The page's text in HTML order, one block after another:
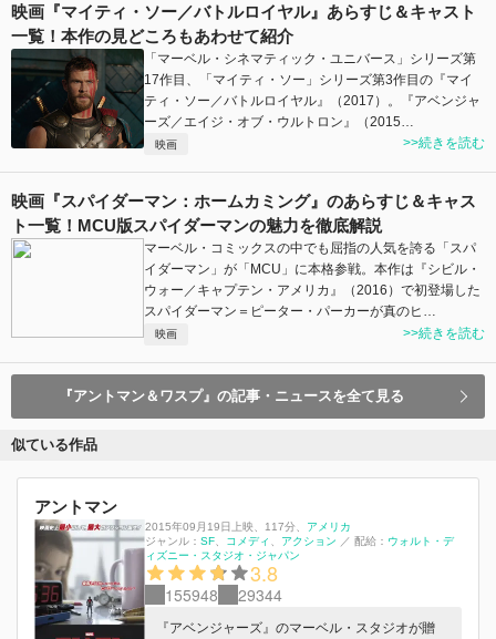
映画『マイティ・ソー／バトルロイヤル』あらすじ＆キャスト
一覧！本作の見どころもあわせて紹介
「マーベル・シネマティック・ユニバース」シリーズ第
17作目、「マイティ・ソー」シリーズ第3作目の『マイ
ティ・ソー／バトルロイヤル』（2017）。『アベンジャ
ーズ／エイジ・オブ・ウルトロン』（2015…
映画 >>続きを読む
映画『スパイダーマン：ホームカミング』のあらすじ＆キャス
ト一覧！MCU版スパイダーマンの魅力を徹底解説
マーベル・コミックスの中でも屈指の人気を誇る「スパ
イダーマン」が「MCU」に本格参戦。本作は『シビル・
ウォー／キャプテン・アメリカ』（2016）で初登場した
スパイダーマン＝ピーター・パーカーが真のヒ…
映画 >>続きを読む
『アントマン＆ワスプ』の記事・ニュースを全て見る
似ている作品
アントマン
2015年09月19日上映 117分
アメリカ
ジャンル： SF コメディ アクション ／ 配給： ウォルト・デ
ィズニー・スタジオ・ジャパン
3.8
155948 29344
『アベンジャーズ』のマーベル・スタジオが贈